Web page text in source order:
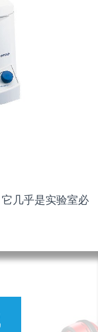
几乎是实验室必